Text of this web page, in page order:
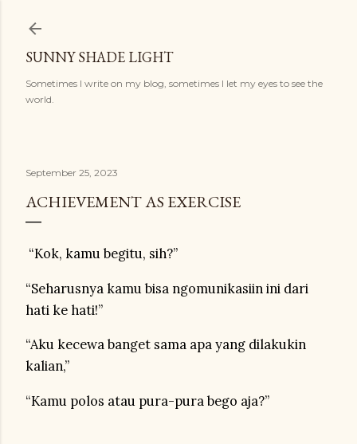
SUNNY SHADE LIGHT
Sometimes I write on my blog, sometimes I let my eyes to see the
world.
September 25, 2023
ACHIEVEMENT AS EXERCISE
“Kok, kamu begitu, sih?”
“Seharusnya kamu bisa ngomunikasiin ini dari
hati ke hati!”
“Aku kecewa banget sama apa yang dilakukin
kalian,”
“Kamu polos atau pura-pura bego aja?”